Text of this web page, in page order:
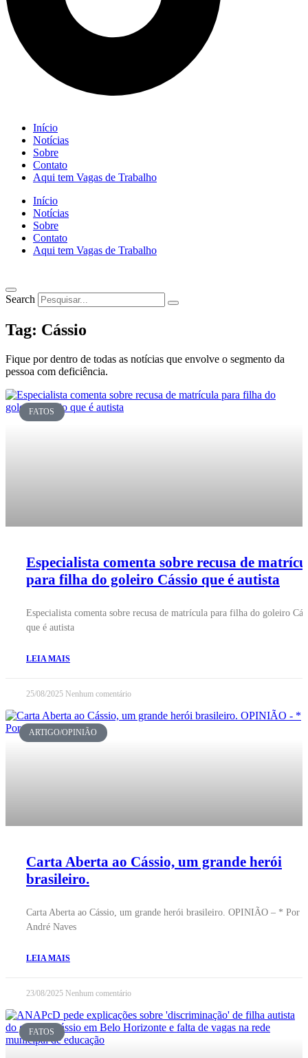
Início
Notícias
Sobre
Contato
Aqui tem Vagas de Trabalho
Início
Notícias
Sobre
Contato
Aqui tem Vagas de Trabalho
Search
Tag: Cássio
Fique por dentro de todas as notícias que envolve o segmento da
pessoa com deficiência.
FATOS
Especialista comenta sobre recusa de
para filha do goleiro Cássio que é autista
Especialista comenta sobre recusa de matrícula para filha do goleiro
que é autista
LEIA MAIS
25/08/2025 Nenhum comentário
ARTIGO/OPINIÃO
Carta Aberta ao Cássio, um grande herói
brasileiro.
Carta Aberta ao Cássio, um grande herói brasileiro. OPINIÃO – * Por
André Naves
LEIA MAIS
23/08/2025 Nenhum comentário
FATOS